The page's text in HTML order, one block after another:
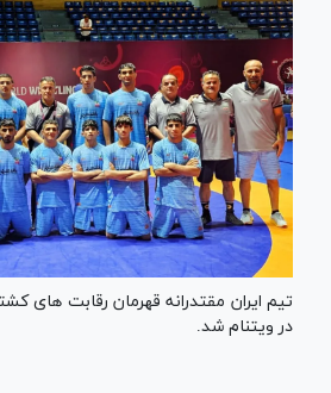
تیم ایران مقتدرانه قهرمان رقابت های
در ویتنام شد.